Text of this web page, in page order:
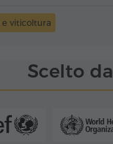
viticoltura
Scelto da